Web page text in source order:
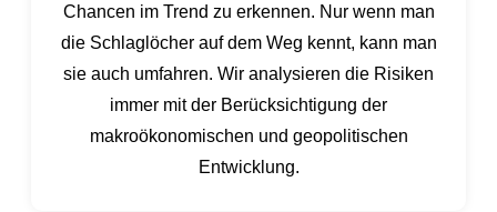
Chancen im Trend zu erkennen. Nur wenn man
die Schlaglöcher auf dem Weg kennt, kann man
sie auch umfahren. Wir analysieren die Risiken
immer mit der Berücksichtigung der
makroökonomischen und geopolitischen
Entwicklung.